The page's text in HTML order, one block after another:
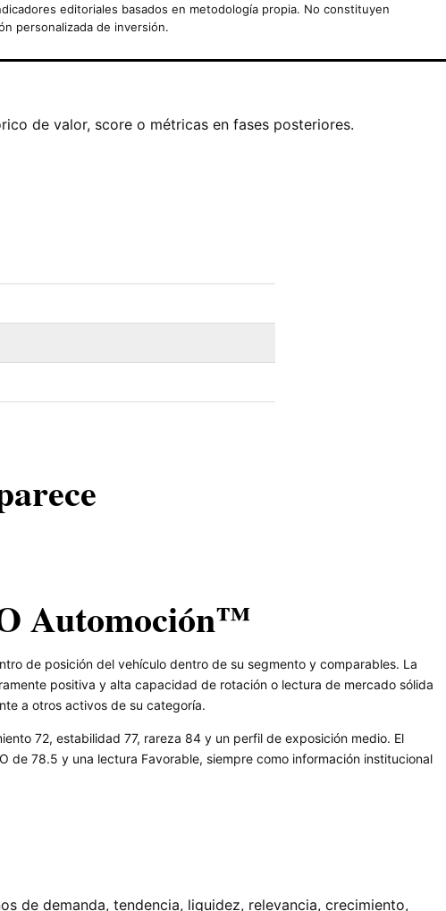
editoriales basados en metodología propia. No constituyen
personalizada de inversión.
de valor, score o métricas en fases posteriores.
Automoción™
de posición del vehículo dentro de su segmento y comparables. La
positiva y alta capacidad de rotación o lectura de mercado sólida
a otros activos de su categoría.
72, estabilidad 77, rareza 84 y un perfil de exposición medio. El
de 78.5 y una lectura Favorable, siempre como información institucional
de demanda, tendencia, liquidez, relevancia, crecimiento,